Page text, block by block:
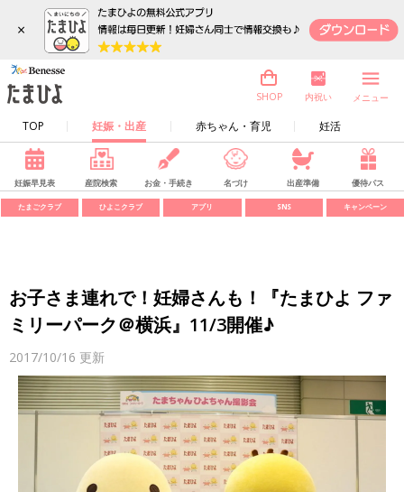
×
TOP 妊娠・出産 赤ちゃん・育児 妊活
SHOP 内祝い メニュー
妊娠早見表 産院検索 お金・手続き 名づけ 出産準備 優待パス
たまごクラブ ひよこクラブ アプリ SNS キャンペーン
お子さま連れで！妊婦さんも！『たまひよ ファ
ミリーパーク＠横浜』11/3開催♪
2017/10/16 更新